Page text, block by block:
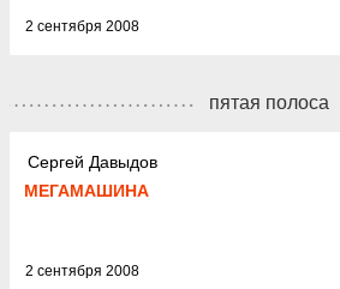
2 сентября 2008
пятая полоса
Сергей Давыдов
МЕГАМАШИНА
2 сентября 2008